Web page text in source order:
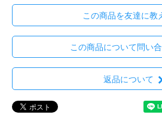
この商品を友達に教
この商品について問い
返品について